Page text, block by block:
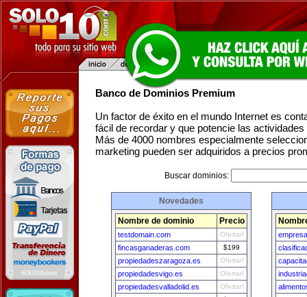
Banco de Dominios Premium
Un factor de éxito en el mundo Internet es
fácil de recordar y que potencie las
Más de 4000 nombres especialmente
marketing pueden ser adquiridos a precios
Buscar dominios:
Novedades
Nombre de dominio Precio
testdomain.com Ofertar!
fincasganaderas.com $199
propiedadeszaragoza.es Ofertar!
propiedadesvigo.es Ofertar!
propiedadesvalladolid.es Ofertar!